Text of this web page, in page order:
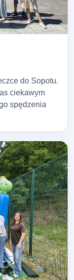
do Sopotu.
ciekawym
spędzenia